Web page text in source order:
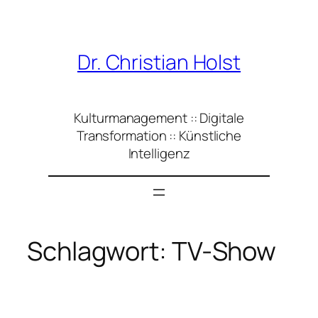
Dr. Christian Holst
Kulturmanagement :: Digitale
Transformation :: Künstliche
Intelligenz
Schlagwort: TV-Show